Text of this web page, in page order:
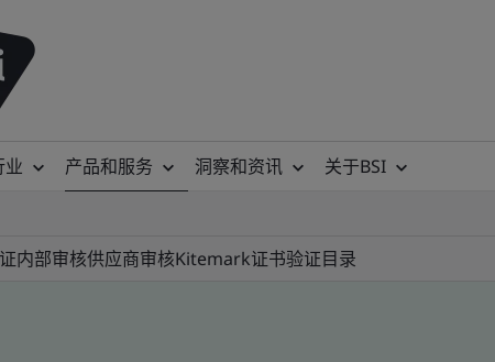
业 产品和服务 洞察和资讯
关于BSI
内部审核供应商审核Kitemark证书验证目录